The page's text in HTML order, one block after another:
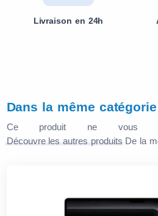
Livraison en 24h
Dans la même catégorie
Ce produit ne vous
Découvre les autres produits De la